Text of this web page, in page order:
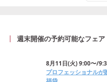
週末開催の予約可能なフェア
8月11日(火)9:00〜/
プロフェッショナルが